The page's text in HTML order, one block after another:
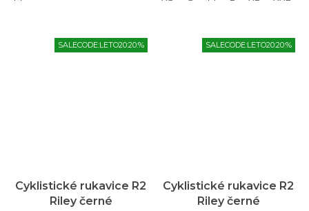
SALECODE:LETO20:20:%
Cyklistické rukavice R2
Riley černé
SALECODE:LETO20:20:%
Cyklistické rukavice R2
Riley černé